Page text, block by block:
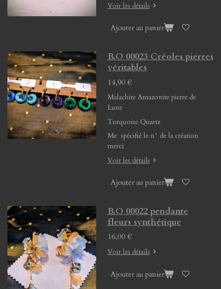
Voir les détails
Ajouter au panier
B.O 00023 Créoles pierres
véritables
14,90 €
Malachite Amazonite pierre de
Lune
Turquoise Quartz
Me spécifié le n° de la création
merci
Voir les détails
Ajouter au panier
B.O 00022 pendante
fleurs synthétique
16,00 €
Voir les détails
Ajouter au panier